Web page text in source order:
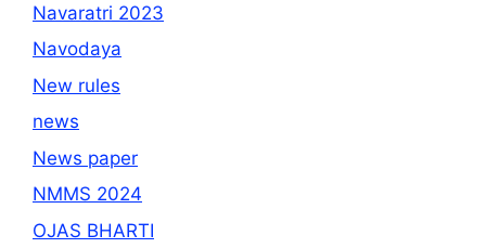
Navaratri 2023
Navodaya
New rules
news
News paper
NMMS 2024
OJAS BHARTI